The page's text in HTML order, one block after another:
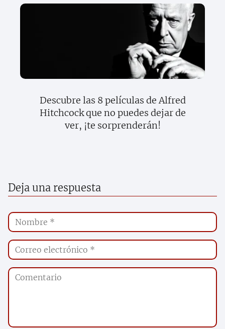
Descubre las 8 películas de Alfred
Hitchcock que no puedes dejar de
ver, ¡te sorprenderán!
Deja una respuesta